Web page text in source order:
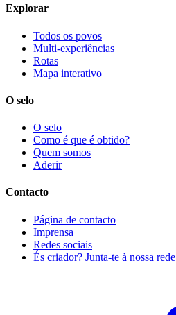
Explorar
Todos os povos
Multi-experiências
Rotas
Mapa interativo
O selo
O selo
Como é que é obtido?
Quem somos
Aderir
Contacto
Página de contacto
Imprensa
Redes sociais
És criador? Junta-te à nossa rede